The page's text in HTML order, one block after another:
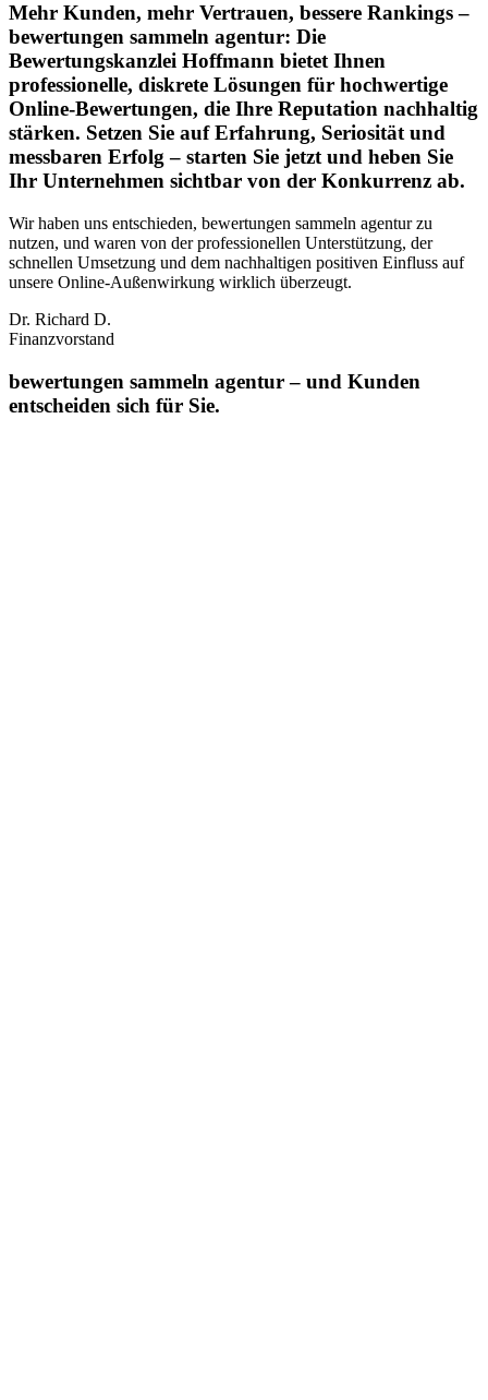
Mehr Kunden, mehr Vertrauen, bessere Rankings –
bewertungen sammeln agentur: Die
Bewertungskanzlei Hoffmann bietet Ihnen
professionelle, diskrete Lösungen für hochwertige
Online-Bewertungen, die Ihre Reputation nachhaltig
stärken. Setzen Sie auf Erfahrung, Seriosität und
messbaren Erfolg – starten Sie jetzt und heben Sie
Ihr Unternehmen sichtbar von der Konkurrenz ab.
Wir haben uns entschieden, bewertungen sammeln agentur zu
nutzen, und waren von der professionellen Unterstützung, der
schnellen Umsetzung und dem nachhaltigen positiven Einfluss auf
unsere Online‑Außenwirkung wirklich überzeugt.
Dr. Richard D.
Finanzvorstand
bewertungen sammeln agentur – und Kunden
entscheiden sich für Sie.